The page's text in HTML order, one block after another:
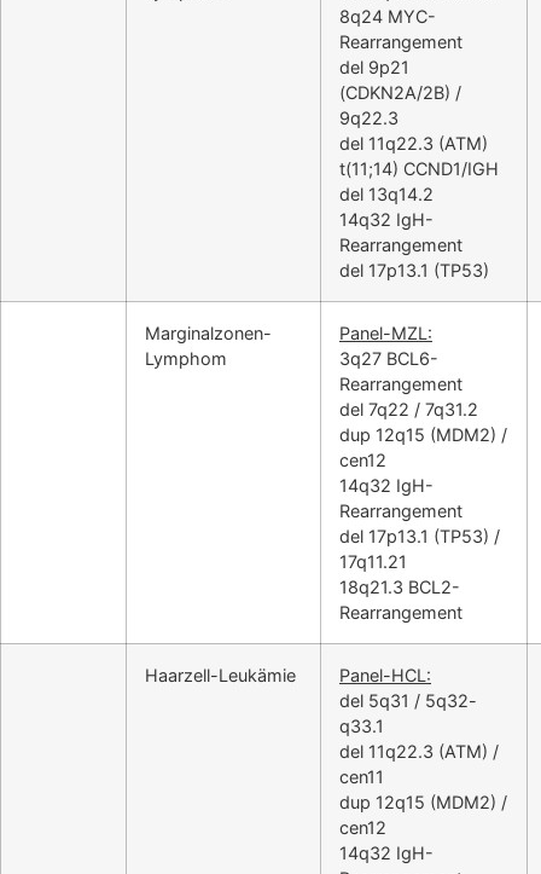
8q24 MYC-
Rearrangement
del 9p21
(CDKN2A/2B) /
9q22.3
del 11q22.3 (ATM)
t(11;14) CCND1/IGH
del 13q14.2
14q32 IgH-
Rearrangement
del 17p13.1 (TP53)
Marginalzonen-
Lymphom
Panel-MZL:
3q27 BCL6-
Rearrangement
del 7q22 / 7q31.2
dup 12q15 (MDM2) /
cen12
14q32 IgH-
Rearrangement
del 17p13.1 (TP53) /
17q11.21
18q21.3 BCL2-
Rearrangement
Haarzell-Leukämie
Panel-HCL:
del 5q31 / 5q32-
q33.1
del 11q22.3 (ATM) /
cen11
dup 12q15 (MDM2) /
cen12
14q32 IgH-